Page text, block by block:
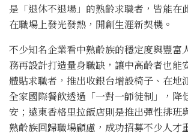
是「退休不退場」的熟齡求職者，皆能在
在職場上發光發熱，開創生涯新契機。
不少知名企業看中熟齡族的穩定度與豐富
務再設計打造量身職缺，讓中高齡者也能
體貼求職者，推出收銀台增設椅子、在地
全家國際餐飲透過「一對一師徒制」，降
安；遠東香格里拉飯店則是推出彈性排班
熟齡族回歸職場顧慮，成功招募不少人才